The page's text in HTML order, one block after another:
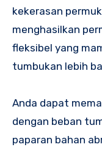
kekerasan
menghasilkan
fleksibel yang
tumbukan lebih
Anda dapat
dengan beban
paparan bahan